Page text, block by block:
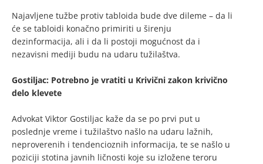
Najavljene tužbe protiv tabloida bude dve dileme – da li
će se tabloidi konačno primiriti u širenju
dezinformacija, ali i da li postoji mogućnost da i
nezavisni mediji budu na udaru tužilaštva.
Gostiljac: Potrebno je vratiti u Krivični zakon krivično
delo klevete
Advokat Viktor Gostiljac kaže da se po prvi put u
poslednje vreme i tužilaštvo našlo na udaru lažnih,
neproverenih i tendencioznih informacija, te se našlo u
poziciji stotina javnih ličnosti koje su izložene teroru